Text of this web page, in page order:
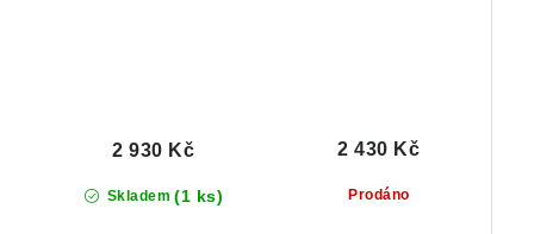
Skladem (1 ks)
2 930 Kč
Prodáno
2 430 Kč